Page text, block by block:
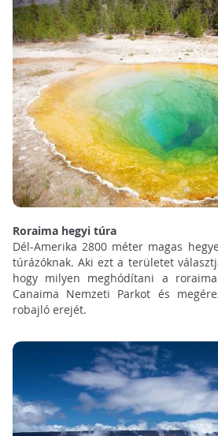
Roraima hegyi túra
Dél-Amerika 2800 méter magas
túrázóknak. Aki ezt a területet
hogy milyen meghódítani a
Canaima Nemzeti Parkot és
robajló erejét.